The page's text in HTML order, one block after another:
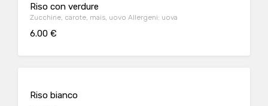
Riso con verdure
Zucchine, carote, mais, uovo Allergeni: uova
6.00 €
Riso bianco